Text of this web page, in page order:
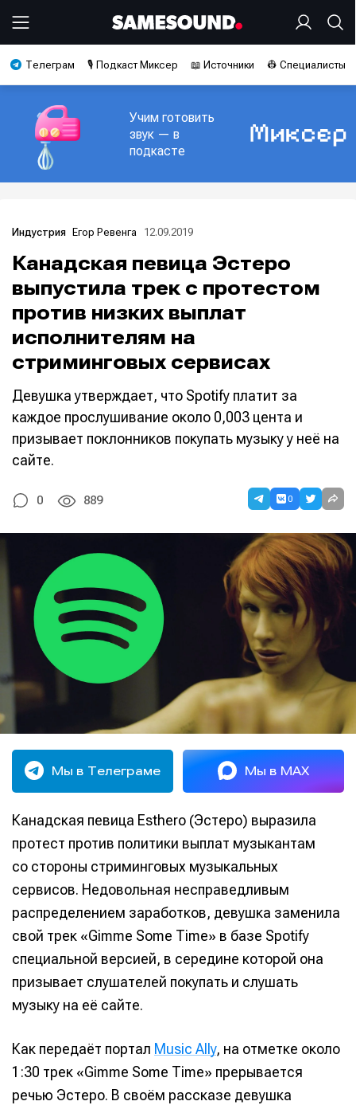
Телеграм 🎙️ Подкаст Миксер 📖 Источники 👷 Специалисты
Учим готовить
звук — в
подкасте
Индустрия Егор Ревенга 12.09.2019
Канадская певица Эстеро
выпустила трек с протестом
против низких выплат
исполнителям на
стриминговых сервисах
Девушка утверждает, что Spotify платит за
каждое прослушивание около 0,003 цента и
призывает поклонников покупать музыку у неё на
сайте.
0 889 0
Мы в Телеграме Мы в MAX
Канадская певица Esthero (Эстеро) выразила
протест против политики выплат музыкантам
со стороны стриминговых музыкальных
сервисов. Недовольная несправедливым
распределением заработков, девушка заменила
свой трек «Gimme Some Time» в базе Spotify
специальной версией, в середине которой она
призывает слушателей покупать и слушать
музыку на её сайте.
Как передаёт портал Music Ally, на отметке около
1:30 трек «Gimme Some Time» прерывается
речью Эстеро. В своём рассказе девушка